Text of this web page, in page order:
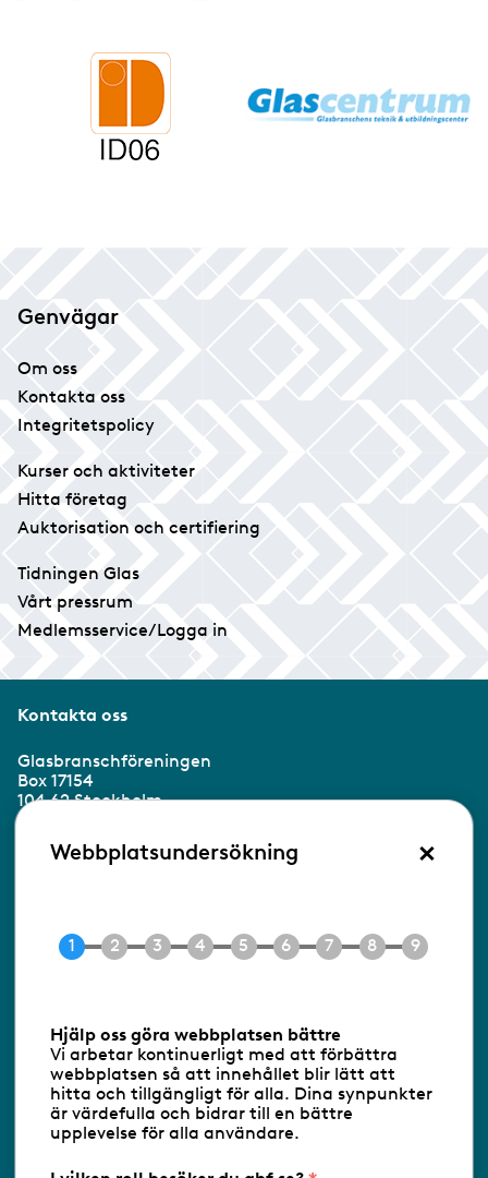
Genvägar
Om oss
Kontakta oss
Integritetspolicy
Kurser och aktiviteter
Hitta företag
Auktorisation och certifiering
Tidningen Glas
Vårt pressrum
Medlemsservice/Logga in
Kontakta oss
Glasbranschföreningen
Box 17154
104 62 Stockholm
Besöksadress:
Ringvägen 100
E-post info@gbf.se
Följ oss via RSS
Databasens namn:www.gbf.se-
Webbplatsundersökning ×
Hjälp oss göra webbplatsen bättre
Vi arbetar kontinuerligt med att förbättra
webbplatsen så att innehållet blir lätt att
hitta och tillgängligt för alla. Dina synpunkter
är värdefulla och bidrar till en bättre
upplevelse för alla användare.